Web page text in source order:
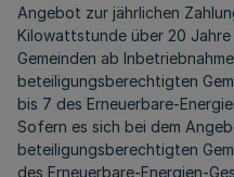
Angebot zur jährlichen
Kilowattstunde über 20
Gemeinden ab
beteiligungsberechtigten
bis 7 des Erneuerbare-
Sofern es sich bei dem
beteiligungsberechtigten
des Erneuerbare-Energien-